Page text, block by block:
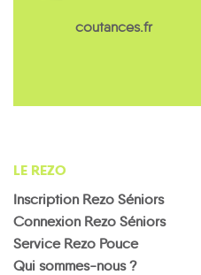
coutances.fr
LE REZO
Inscription Rezo Séniors
Connexion Rezo Séniors
Service Rezo Pouce
Qui sommes-nous ?